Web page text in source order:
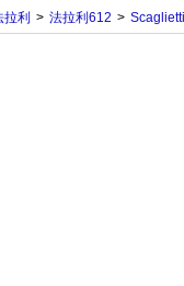
拉利 > 法拉利612 >